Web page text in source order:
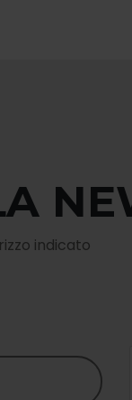
indicato